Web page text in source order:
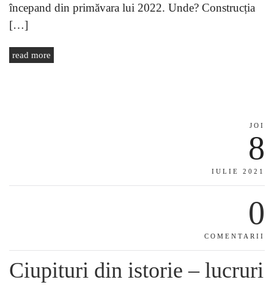
începand din primăvara lui 2022. Unde? Construcția
[…]
read more
JOI
8
IULIE 2021
0
COMENTARII
Ciupituri din istorie – lucruri